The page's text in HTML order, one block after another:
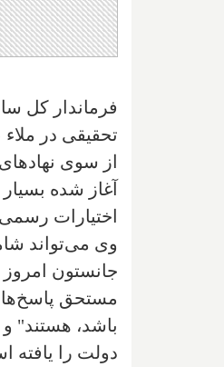
فرماندار کل
تحقیقی در
از سوی
آغاز شده
اختیارات
وی می‌تواند
جانستون
مستحق
باشد، هستند"
دولت را یافته